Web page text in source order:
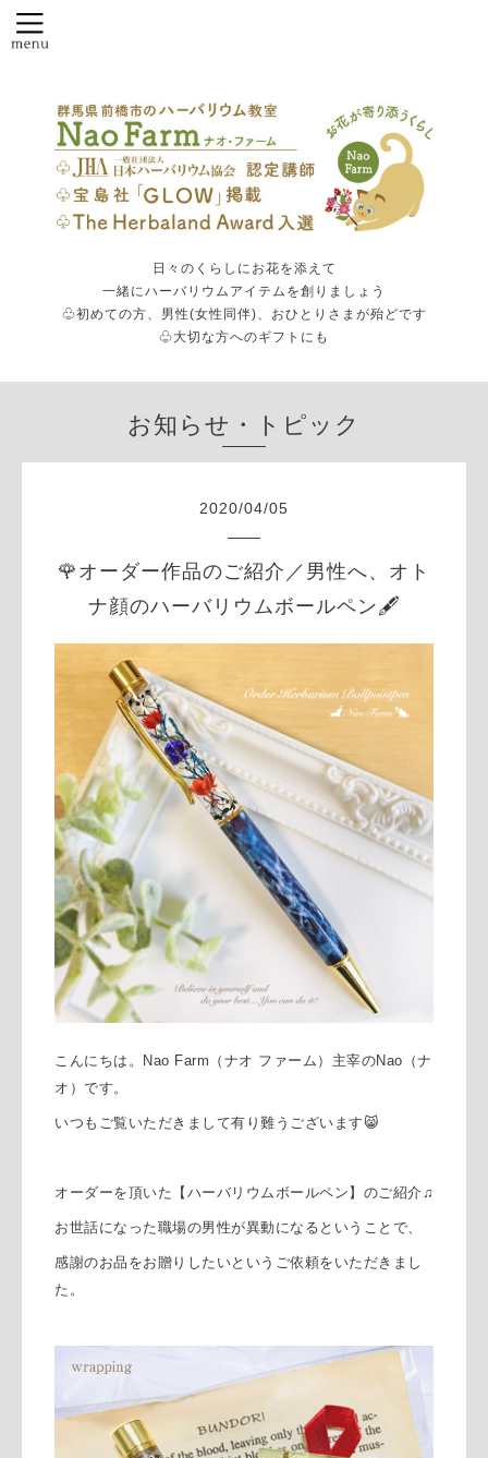
日々のくらしにお花を添えて
一緒にハーバリウムアイテムを創りましょう
♧初めての方、男性(女性同伴)、おひとりさまが殆どです
♧大切な方へのギフトにも
お知らせ・トピック
2020/04/05
🌹オーダー作品のご紹介／男性へ、オト
ナ顔のハーバリウムボールペン🖋
こんにちは。Nao Farm（ナオ ファーム）主宰のNao（ナ
オ）です。
いつもご覧いただきまして有り難うございます😸
オーダーを頂いた【ハーバリウムボールペン】のご紹介♫
お世話になった職場の男性が異動になるということで、
感謝のお品をお贈りしたいというご依頼をいただきまし
た。